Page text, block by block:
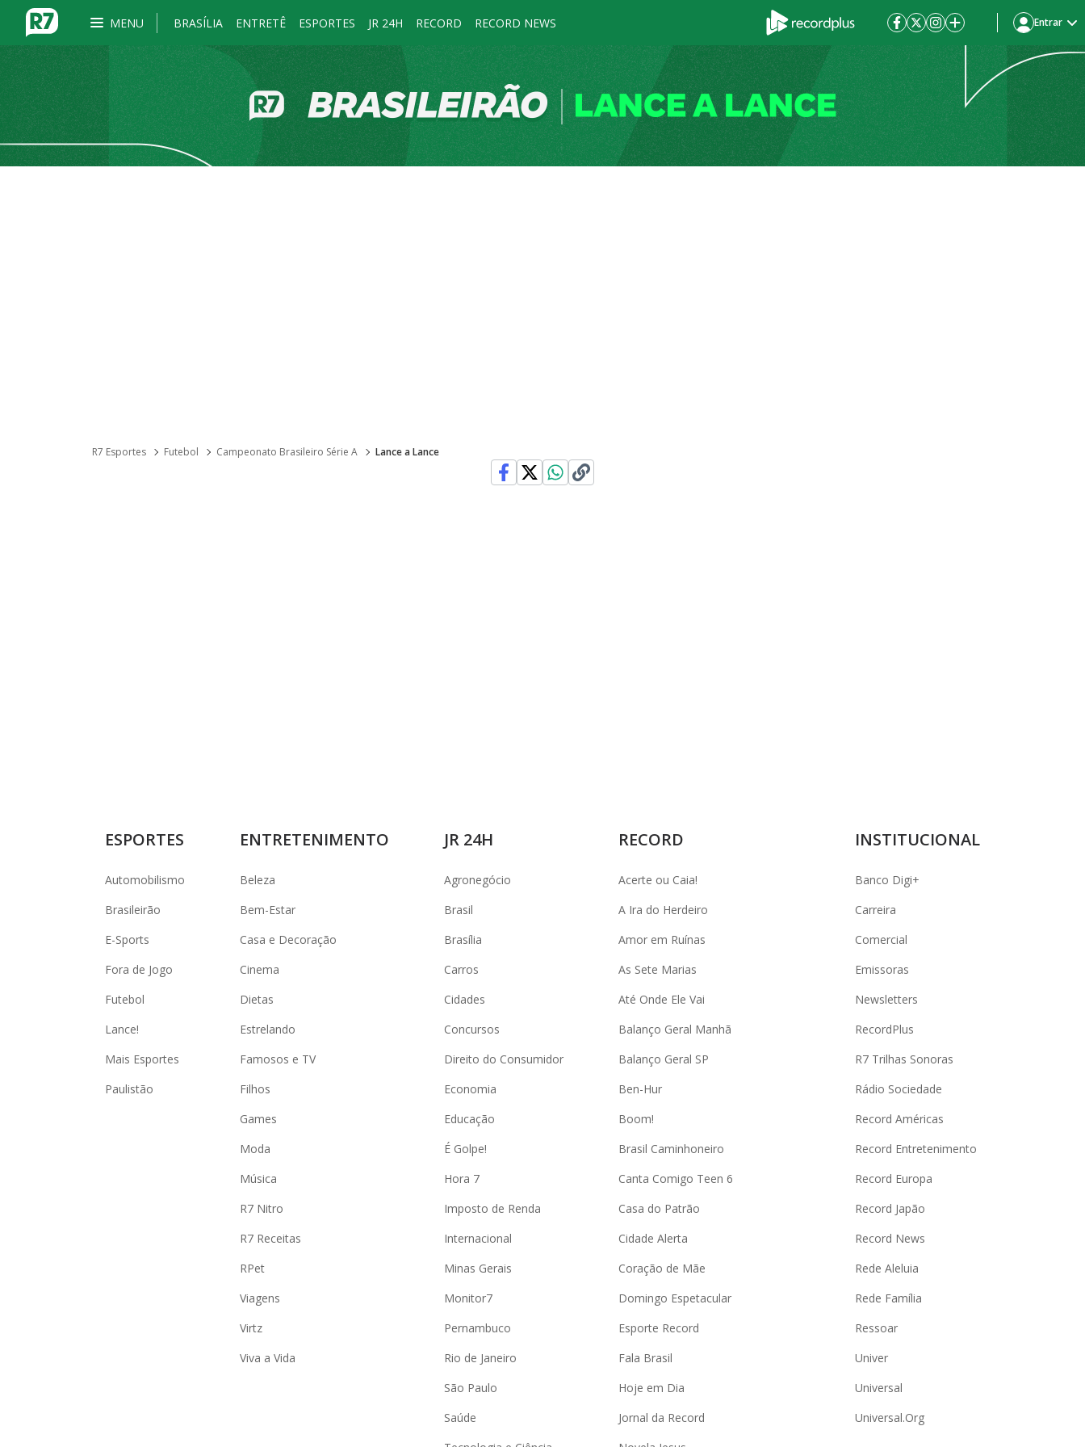
MENU BRASÍLIA ENTRETÊ ESPORTES JR 24H RECORD RECORD NEWS Entrar
R7 Esportes Futebol Campeonato Brasileiro Série A Lance a Lance
ESPORTES
Automobilismo
Brasileirão
E-Sports
Fora de Jogo
Futebol
Lance!
Mais Esportes
Paulistão
ENTRETENIMENTO
Beleza
Bem-Estar
Casa e Decoração
Cinema
Dietas
Estrelando
Famosos e TV
Filhos
Games
Moda
Música
R7 Nitro
R7 Receitas
RPet
Viagens
Virtz
Viva a Vida
JR 24H
Agronegócio
Brasil
Brasília
Carros
Cidades
Concursos
Direito do Consumidor
Economia
Educação
É Golpe!
Hora 7
Imposto de Renda
Internacional
Minas Gerais
Monitor7
Pernambuco
Rio de Janeiro
São Paulo
Saúde
RECORD
Acerte ou Caia!
A Ira do Herdeiro
Amor em Ruínas
As Sete Marias
Até Onde Ele Vai
Balanço Geral Manhã
Balanço Geral SP
Ben-Hur
Boom!
Brasil Caminhoneiro
Canta Comigo Teen 6
Casa do Patrão
Cidade Alerta
Coração de Mãe
Domingo Espetacular
Esporte Record
Fala Brasil
Hoje em Dia
Jornal da Record
INSTITUCIONAL
Banco Digi+
Carreira
Comercial
Emissoras
Newsletters
RecordPlus
R7 Trilhas Sonoras
Rádio Sociedade
Record Américas
Record Entretenimento
Record Europa
Record Japão
Record News
Rede Aleluia
Rede Família
Ressoar
Univer
Universal
Universal.Org